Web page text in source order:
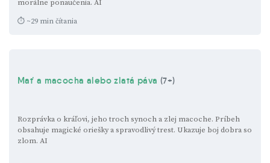
morálne ponaučenia. AI
⏱ ~29 min čítania
Mať a macocha alebo zlatá páva(7+)
Rozprávka o kráľovi, jeho troch synoch a zlej macoche. Príbeh
obsahuje magické oriešky a spravodlivý trest. Ukazuje boj dobra so
zlom. AI